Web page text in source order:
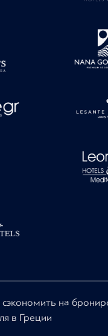
сэкономить на
в Греции